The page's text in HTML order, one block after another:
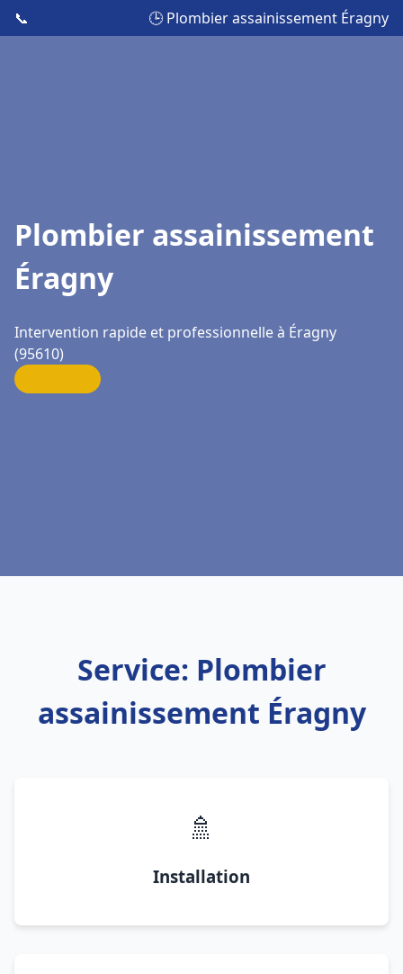
📞 🕒 Plombier assainissement Éragny
Plombier assainissement
Éragny
Intervention rapide et professionnelle à Éragny
(95610)
Service: Plombier
assainissement Éragny
🚿
Installation